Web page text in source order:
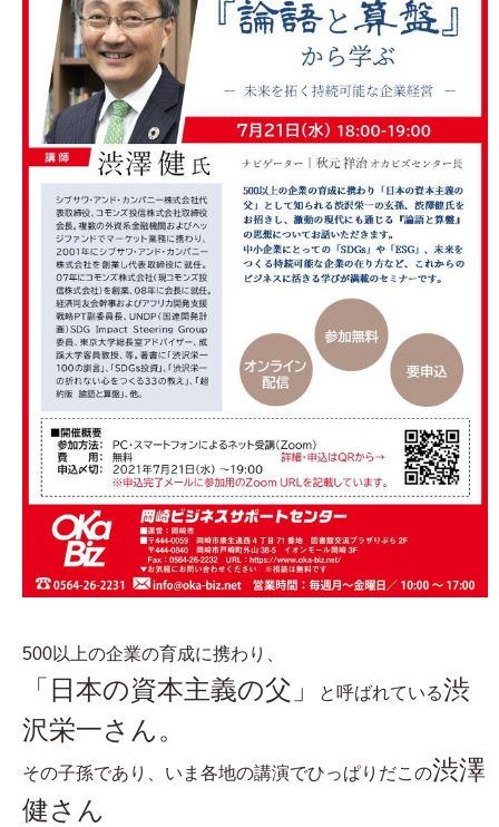
500以上の企業の育成に携わり、
「日本の資本主義の父」 と呼ばれている渋
沢栄一さん。
その子孫であり、いま各地の講演でひっぱりだこの渋澤
健さん